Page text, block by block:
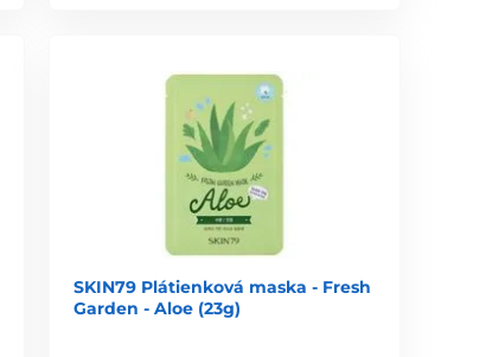
SKIN79 Plátienková maska - Fresh
Garden - Aloe (23g)